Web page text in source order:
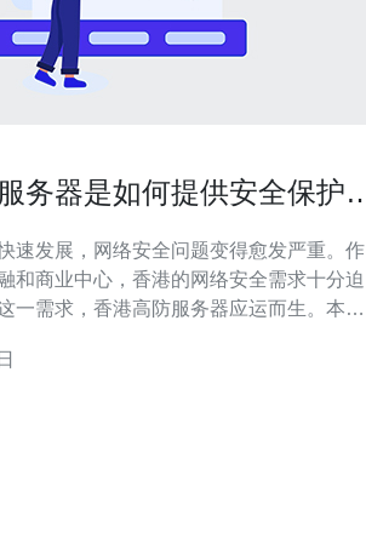
务器是如何提供安全保护
速发展，网络安全问题变得愈发严重。作
和商业中心，香港的网络安全需求十分迫
一需求，香港高防服务器应运而生。本文
门为抵御各种网络攻击而设计的服务器。